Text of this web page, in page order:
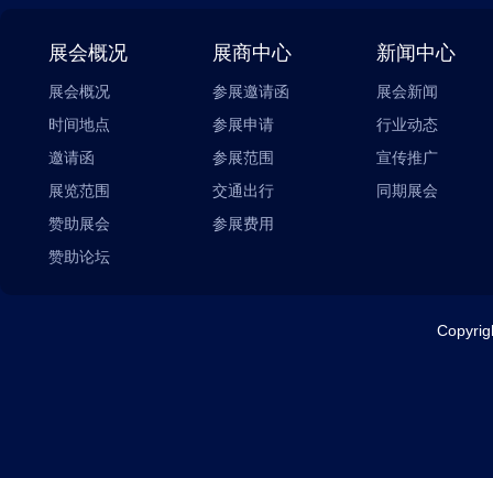
展会概况
展会概况
时间地点
邀请函
展览范围
赞助展会
赞助论坛
展商中心
参展邀请函
参展申请
参展范围
交通出行
参展费用
新闻中心
展会新闻
行业动态
宣传推广
同期展会